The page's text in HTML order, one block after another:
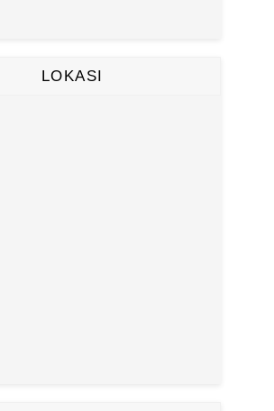
LOKASI